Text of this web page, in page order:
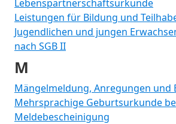
Lebenspartnerschaftsurkunde
Leistungen für Bildung und
Jugendlichen und jungen
nach SGB II
M
Mängelmeldung, Anregungen und
Mehrsprachige Geburtsurkunde
Meldebescheinigung